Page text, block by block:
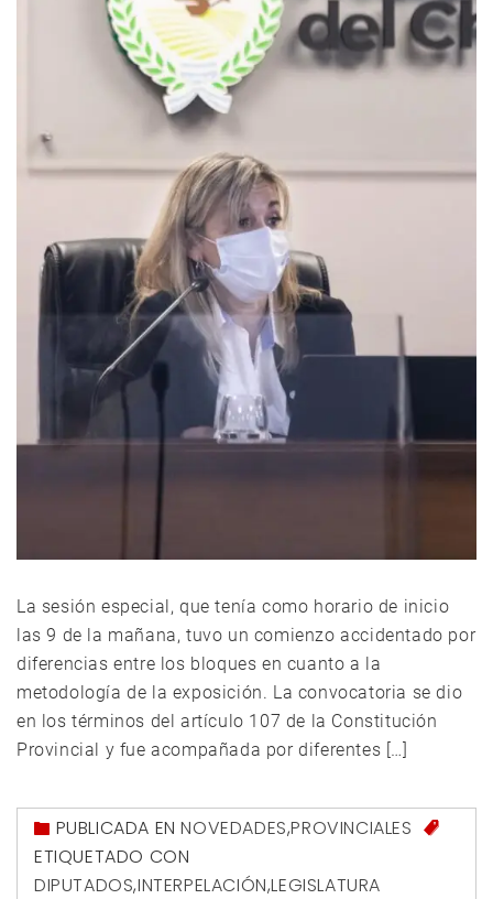
La sesión especial, que tenía como horario de inicio
las 9 de la mañana, tuvo un comienzo accidentado por
diferencias entre los bloques en cuanto a la
metodología de la exposición. La convocatoria se dio
en los términos del artículo 107 de la Constitución
Provincial y fue acompañada por diferentes […]
PUBLICADA ENNOVEDADES,PROVINCIALES
ETIQUETADO CON
DIPUTADOS,INTERPELACIÓN,LEGISLATURA